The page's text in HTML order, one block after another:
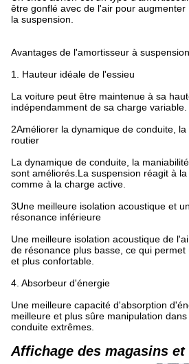
être gonflé avec de l'air pour
la suspension.
Avantages de l'amortisseur à
1. Hauteur idéale de l'essieu
La voiture peut être maintenue à sa
indépendamment de sa charge variable.
2Améliorer la dynamique de conduite,
routier
La dynamique de conduite, la
sont améliorés.La suspension réagit à
comme à la charge active.
3Une meilleure isolation acoustique et
résonance inférieure
Une meilleure isolation acoustique de
de résonance plus basse, ce qui
et plus confortable.
4. Absorbeur d'énergie
Une meilleure capacité d'absorption
meilleure et plus sûre manipulation
conduite extrêmes.
Affichage des magasins et